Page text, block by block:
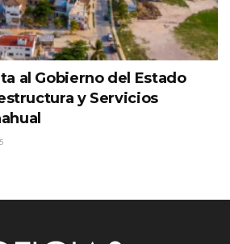
al Gobierno del Estado
y Servicios